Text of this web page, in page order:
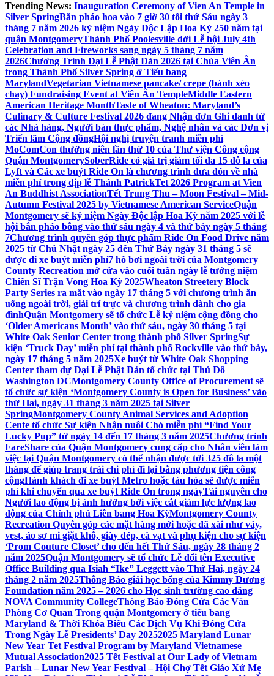
Trending News: Inauguration Ceremony of Vien An Temple in
Silver SpringBắn pháo hoa vào 7 giờ 30 tối thứ Sáu ngày 3
tháng 7 năm 2026 kỷ niệm Ngày Độc Lập Hoa Kỳ 250 năm tại
quận MontgomeryThành Phố Poolesville dời Lễ hội July 4th
Celebration and Fireworks sang ngày 5 tháng 7 năm
2026Chương Trình Đại Lễ Phật Đản 2026 tại Chùa Viên Ân
trong Thành Phố Silver Spring ở Tiểu bang
MarylandVegetarian Vietnamese pancake/ crepe (bánh xèo
chay) Fundraising Event at Viên Ân TempleMiddle Eastern
American Heritage MonthTaste of Wheaton: Maryland’s
Culinary & Culture Festival 2026 đang Nhận đơn Ghi danh từ
các Nhà hàng, Người bán thực phẩm, Nghệ nhân và các Đơn vị
Triển lãm Cộng đồngHội nghị truyện tranh miễn phí
MoComCon thường niên lần thứ 10 của Thư viện Công cộng
Quận MontgomerySoberRide có giá trị giảm tối đa 15 đô la của
Lyft và Các xe buýt Ride On là chương trình đưa đón về nhà
miễn phí trong dịp lễ Thánh PatrickTet 2026 Program at Vien
An Buddhist AssociationTết Trung Thu – Moon Festival – Mid-
Autumn Festival 2025 by Vietnamese American ServiceQuận
Montgomery sẽ kỷ niệm Ngày Độc lập Hoa Kỳ năm 2025 với lễ
hội bắn pháo bông vào thứ sáu ngày 4 và thứ bảy ngày 5 tháng
7Chương trình quyên góp thực phẩm Ride On Food Drive năm
2025 từ Chủ Nhật ngày 25 đến Thứ Bảy ngày 31 tháng 5 sẽ
được đi xe buýt miễn phí7 hồ bơi ngoài trời của Montgomery
County Recreation mở cửa vào cuối tuần ngày lễ tưởng niệm
Chiến Sĩ Trận Vong Hoa Kỳ 2025Wheaton Streetery Block
Party Series ra mắt vào ngày 17 tháng 5 với chương trình ăn
uống ngoài trời, giải trí trực và chương trình dành cho gia
đìnhQuận Montgomery sẽ tổ chức Lễ kỷ niệm cộng đồng cho
‘Older Americans Month’ vào thứ sáu, ngày 30 tháng 5 tại
White Oak Senior Center trong thành phố Silver SpringSự
kiện ‘Truck Day’ miễn phí tại thành phố Rockville vào thứ bảy,
ngày 17 tháng 5 năm 2025Xe buýt từ White Oak Shopping
Center tham dự Đại Lễ Phật Đản tổ chức tại Thủ Đô
Washington DCMontgomery County Office of Procurement sẽ
tổ chức sự kiện ‘Montgomery County is Open for Business’ vào
thứ Hai, ngày 31 tháng 3 năm 2025 tại Silver
SpringMontgomery County Animal Services and Adoption
Cente tổ chức Sự kiện Nhận nuôi Chó miễn phí “Find Your
Lucky Pup” từ ngày 14 đến 17 tháng 3 năm 2025Chương trình
FareShare của Quận Montgomery cung cấp cho Nhân viên làm
việc tại Quận Montgomery có thể nhận được tới 325 đô la một
tháng để giúp trang trải chi phí đi lại bằng phương tiện công
cộngHành khách đi xe buýt Metro hoặc tàu hỏa sẽ được miễn
phí khi chuyển qua xe buýt Ride On trong ngàyTài nguyên cho
Người lao động bị ảnh hưởng bởi việc cắt giảm lực lượng lao
động của Chính phủ Liên bang Hoa KỳMontgomery County
Recreation Quyên góp các mặt hàng mới hoặc đã xài như váy,
vest, áo sơ mi giặt khô, giày dép, cà vạt và phụ kiện cho sự kiện
‘Prom Couture Closet’ cho đến hết Thứ Sáu, ngày 28 tháng 2
năm 2025Quận Montgomery sẽ tổ chức Lễ đổi tên Executive
Office Building qua Isiah “Ike” Leggett vào Thứ Hai, ngày 24
tháng 2 năm 2025Thông Báo giải học bổng của Kimmy Dương
Foundation năm 2025 – 2026 cho Học sinh trường cao đẳng
NOVA Community CollegeThông Báo Đóng Cửa Các Văn
Phòng Cơ Quan Trong quận Montgomery ở tiểu bang
Maryland & Thời Khóa Biểu Các Dịch Vụ Khi Đóng Cửa
Trong Ngày Lễ Presidents’ Day 20252025 Maryland Lunar
New Year Tet Festival Program by Maryland Vietnamese
Mutual Association2025 Tết Festival at Our Lady of Vietnam
Parish – Lunar New Year Festival – Hội Chợ Tết Giáo Xứ Mẹ